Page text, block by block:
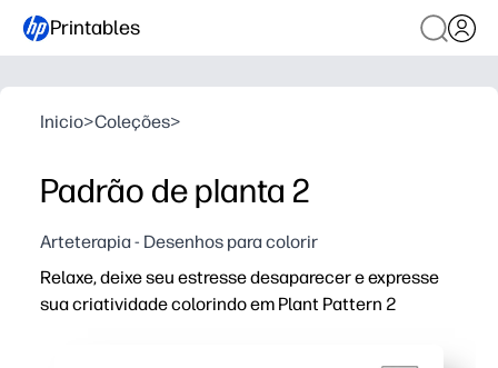
Printables
Inicio>Coleções>
Padrão de planta 2
Arteterapia - Desenhos para colorir
Relaxe, deixe seu estresse desaparecer e expresse
sua criatividade colorindo em Plant Pattern 2